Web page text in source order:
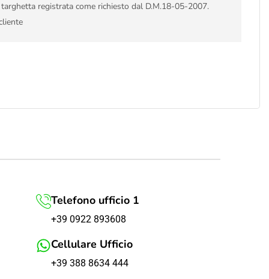
registrata come richiesto dal D.M.18-05-2007.
Telefono ufficio 1
+39 0922 893608
Cellulare Ufficio
+39 388 8634 444